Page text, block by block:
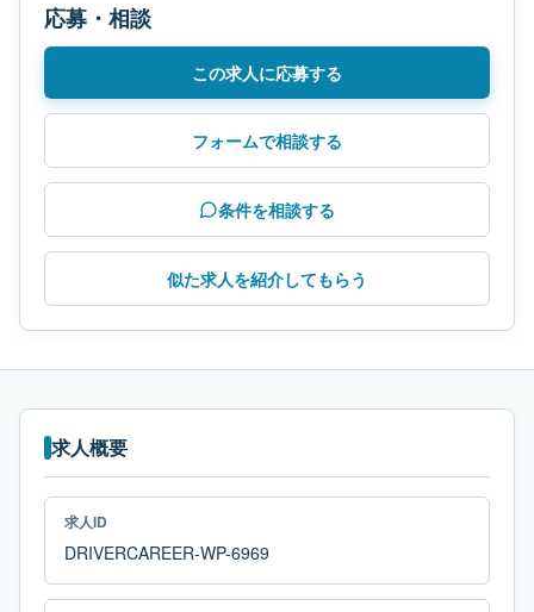
応募・相談
この求人に応募する
フォームで相談する
条件を相談する
似た求人を紹介してもらう
求人概要
求人ID
DRIVERCAREER-WP-6969